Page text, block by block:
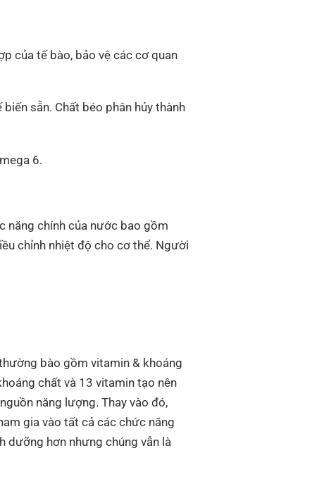
của tế bào, bảo vệ các cơ quan
sẵn. Chất béo phân hủy thành
6.
năng chính của nước bao gồm
chỉnh nhiệt độ cho cơ thể. Người
bào gồm vitamin & khoáng
chất và 13 vitamin tạo nên
năng lượng. Thay vào đó,
gia vào tất cả các chức năng
dưỡng hơn nhưng chúng vẫn là